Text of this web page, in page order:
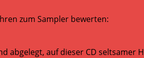
zum Sampler bewerten:
abgelegt, auf dieser CD